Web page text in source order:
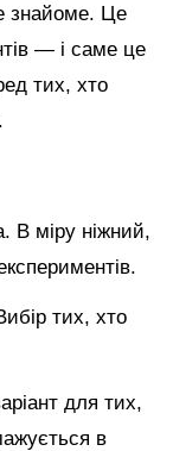
знайоме. Це
— і саме це
тих, хто
В міру ніжний,
тих, хто
для тих,
в